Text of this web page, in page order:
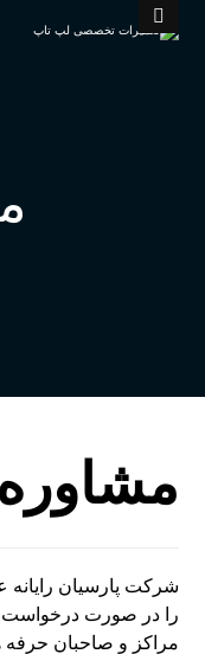
مشاوره
شرکت پارسیان رایانه
را در صورت درخواست،
مراکز و صاحبان حرفه